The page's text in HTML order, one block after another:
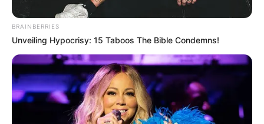
YAMIL ARANA
¡Un sueño hecho realidad! Niños de
Achí estrenan moderna ludoteca en el
corazón de La Mojana
BRAINBERRIES
Unveiling Hypocrisy: 15 Taboos The Bible Condemns!